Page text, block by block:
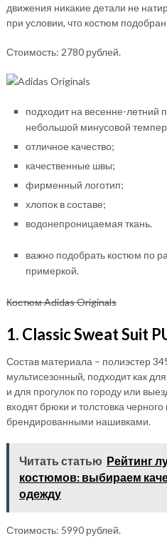
движения никакие детали не
при условии, что костюм
Стоимость: 2780 рублей.
подходит на весенне-летний
небольшой минусовой
отличное качество;
качественные швы;
фирменный логотип;
хлопок в составе;
водонепроницаемая ткань.
важно подобрать костюм по
примеркой.
Костюм Adidas Originals
1. Classic Sweat Suit
Состав материала – полиэстер
мультисезонный, подходит как
и для прогулок по городу или
входят брюки и толстовка
брендированными нашивками.
Читать статью Рейтинг
костюмов: выбираем
одежду
Стоимость: 5990 рублей.